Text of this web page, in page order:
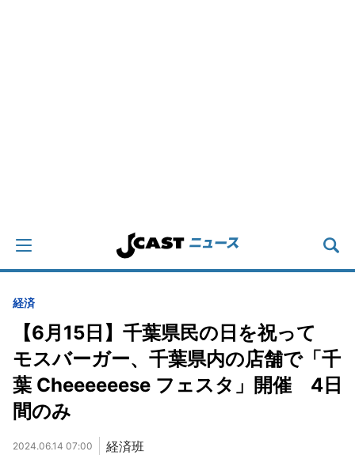
経済
【6月15日】千葉県民の日を祝って
モスバーガー、千葉県内の店舗で「千
葉 Cheeeeeese フェスタ」開催 4日
間のみ
2024.06.14 07:00 経済班